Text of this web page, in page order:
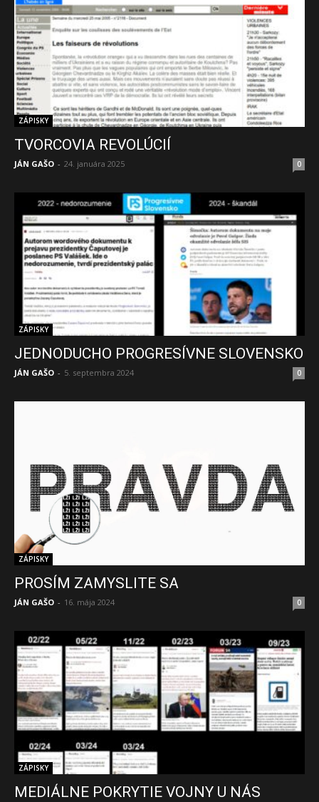
ZÁPISKY
TVORCOVIA REVOLÚCIÍ
JÁN GAŠO - 24. januára 2025 0
ZÁPISKY
JEDNODUCHO PROGRESÍVNE SLOVENSKO
JÁN GAŠO - 5. septembra 2024 0
ZÁPISKY
PROSÍM ZAMYSLITE SA
JÁN GAŠO - 16. mája 2024 0
ZÁPISKY
MEDIÁLNE POKRYTIE VOJNY U NÁS